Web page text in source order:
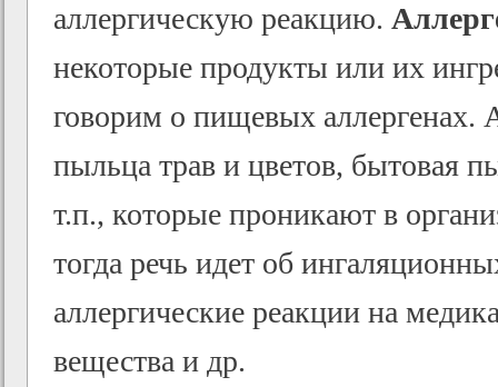
аллергическую реакцию.
некоторые продукты или их
говорим о пищевых аллергенах.
пыльца трав и цветов, бытовая
т.п., которые проникают в
тогда речь идет об
аллергические реакции на
вещества и др.